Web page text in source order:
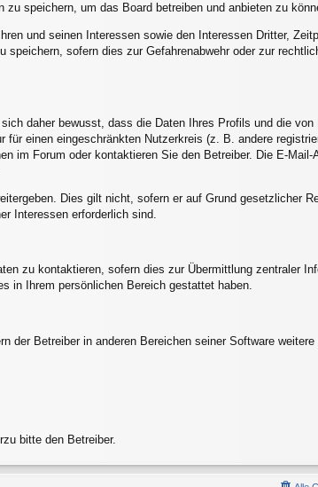
speichern, um das Board betreiben und anbieten zu
und seinen Interessen sowie den Interessen Dritter,
sofern dies zur Gefahrenabwehr oder zur
daher bewusst, dass die Daten Ihres Profils und die
einen eingeschränkten Nutzerkreis (z. B. andere
im Forum oder kontaktieren Sie den Betreiber. Die E-
Dies gilt nicht, sofern er auf Grund gesetzlicher
Interessen erforderlich sind.
zu kontaktieren, sofern dies zur Übermittlung zentraler
in Ihrem persönlichen Bereich gestattet haben.
Betreiber in anderen Bereichen seiner Software weitere
bitte den Betreiber.